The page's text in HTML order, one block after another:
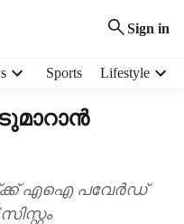
Sign in
Sports Lifestyle
എഐ പവേർഡ്